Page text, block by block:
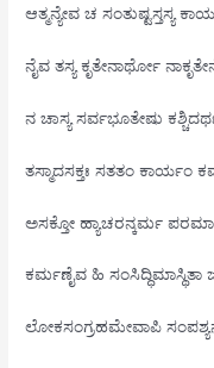
ಆತ್ಮನ್ಯೇವ ಚ ಸಂತುಷ್ಟಸ್ತಸ್ಯ
ನೈವ ತಸ್ಯ ಕೃತೇನಾರ್ಥೋ
ನ ಚಾಸ್ಯ ಸರ್ವಭೂತೇಷು
ತಸ್ಮಾದಸಕ್ತಃ ಸತತಂ ಕಾರ್ಯಂ
ಅಸಕ್ತೋ ಹ್ಯಾಚರನ್ಕರ್ಮ
ಕರ್ಮಣೈವ ಹಿ ಸಂಸಿದ್ಧಿಮಾಸ್ಥಿತಾ
ಲೋಕಸಂಗ್ರಹಮೇವಾಪಿ